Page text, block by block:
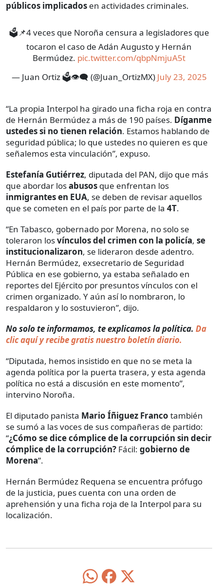
públicos implicados en actividades criminales.
🗳️📌4 veces que Noroña censura a legisladores que
tocaron el caso de Adán Augusto y Hernán
Bermúdez. pic.twitter.com/qbpNmjuA5t
— Juan Ortiz 🗳️👁‍🗨 (@Juan_OrtizMX) July 23, 2025
“La propia Interpol ha girado una ficha roja en contra
de Hernán Bermúdez a más de 190 países. Díganme
ustedes si no tienen relación. Estamos hablando de
seguridad pública; lo que ustedes no quieren es que
señalemos esta vinculación”, expuso.
Estefanía Gutiérrez, diputada del PAN, dijo que más
que abordar losabusos que enfrentan los
inmigrantes en EUA, se deben de revisar aquellos
que se cometen en el país por parte de la 4T.
“En Tabasco, gobernado por Morena, no solo se
toleraron losvínculos del crimen con la policía, se
institucionalizaron, se lideraron desde adentro.
Hernán Bermúdez, exsecretario de Seguridad
Pública en ese gobierno, ya estaba señalado en
reportes del Ejército por presuntos vínculos con el
crimen organizado. Y aún así lo nombraron, lo
respaldaron y lo sostuvieron”, dijo.
No solo te informamos, te explicamos la política. Da
clic aquí y recibe gratis nuestro boletín diario.
“Diputada, hemos insistido en que no se meta la
agenda política por la puerta trasera, y esta agenda
política no está a discusión en este momento”,
intervino Noroña.
El diputado panista Mario Íñiguez Franco también
se sumó a las voces de sus compañeras de partido:
“¿Cómo se dice cómplice de la corrupción sin decir
cómplice de la corrupción? Fácil: gobierno de
Morena”.
Hernán Bermúdez Requena se encuentra prófugo
de la justicia, pues cuenta con una orden de
aprehensión y una ficha roja de la Interpol para su
localización.